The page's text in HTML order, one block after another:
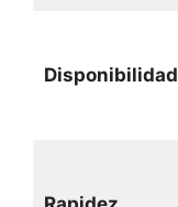
Disponibilidad